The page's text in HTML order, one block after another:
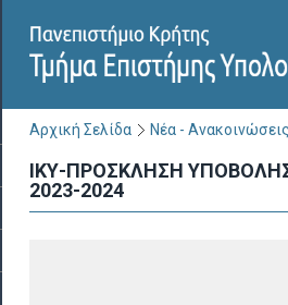
Αρχική Σελίδα Νέα - Ανακοινώσεις
ΙΚΥ-ΠΡΟΣΚΛΗΣΗ
2023-2024